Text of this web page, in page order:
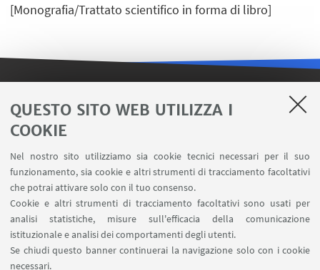
QUESTO SITO WEB UTILIZZA I
COOKIE
Nel nostro sito utilizziamo sia cookie tecnici necessari per il suo
funzionamento, sia cookie e altri strumenti di tracciamento facoltativi
che potrai attivare solo con il tuo consenso.
Cookie e altri strumenti di tracciamento facoltativi sono usati per
analisi statistiche, misure sull'efficacia della comunicazione
istituzionale e analisi dei comportamenti degli utenti.
Se chiudi questo banner continuerai la navigazione solo con i cookie
necessari.
[Monografia/Trattato scientifico in forma di libro]
LINK UTILI
Area riservata FILO
U-Web Missioni
AlmaEsami
AlmaWifi
Proxy: connessione da remoto
InfoPoint Azzo Gardino